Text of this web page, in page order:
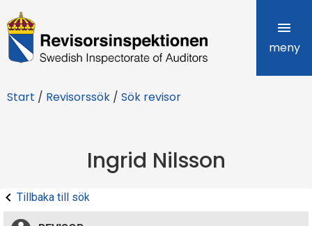
R
e
i
r
s
meny
Start / Revisorssök / Sök revisor
Ingrid Nilsson
Tillbaka till sök